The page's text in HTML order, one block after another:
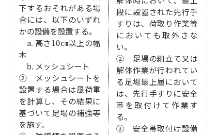
下するおそれがある場
合には、以下のいずれ
かの設備を設置する。
a. 高さ10㎝以上の幅
木
b. メッシュシート
② メッシュシートを
設置する場合は風荷重
を計算し、その結果に
基づいて足場の補強等
を施す。
段に設置された先行手
すりは、荷取り作業等
においても取外さな
い。
② 足場の組立て又は
解体作業が行われてい
る足場最上層において
は、先行手すりに安全
帯を取付けて作業す
る。
③ 安全帯取付け設備